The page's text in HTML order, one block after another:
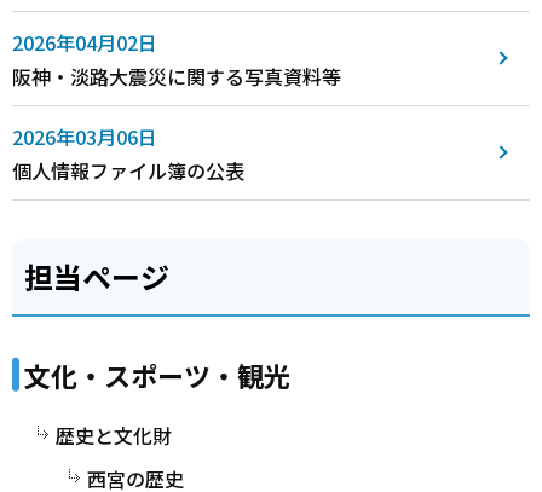
2026年04月02日
阪神・淡路大震災に関する写真資料等
2026年03月06日
個人情報ファイル簿の公表
担当ページ
文化・スポーツ・観光
歴史と文化財
西宮の歴史